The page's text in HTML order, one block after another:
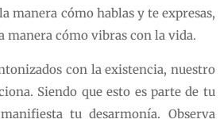
manera cómo hablas y te expresas,
manera cómo vibras con la vida.
con la existencia, nuestro
Siendo que esto es parte de tu
tu desarmonía. Observa